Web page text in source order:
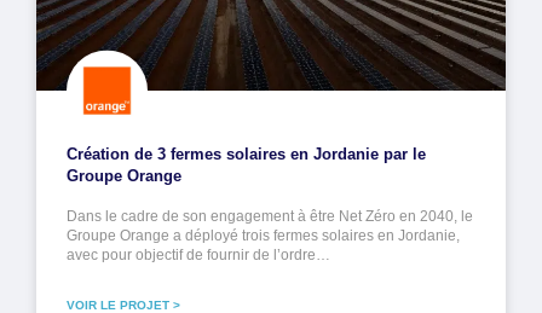
Création de 3 fermes solaires en Jordanie par le
Groupe Orange
Dans le cadre de son engagement à être Net Zéro en 2040, le
Groupe Orange a déployé trois fermes solaires en Jordanie,
avec pour objectif de fournir de l’ordre…
VOIR LE PROJET >